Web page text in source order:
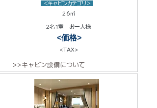
<キャビンカテゴリ>
26㎡
2名1室 お一人様
<価格>
<TAX>
>>キャビン設備について